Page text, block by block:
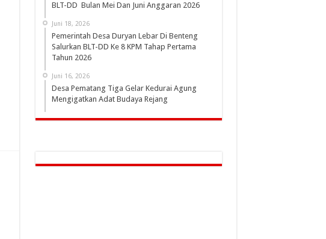
BLT-DD Bulan Mei Dan Juni Anggaran 2026
Juni 18, 2026
Pemerintah Desa Duryan Lebar Di Benteng
Salurkan BLT-DD Ke 8 KPM Tahap Pertama
Tahun 2026
Juni 16, 2026
Desa Pematang Tiga Gelar Kedurai Agung
Mengigatkan Adat Budaya Rejang